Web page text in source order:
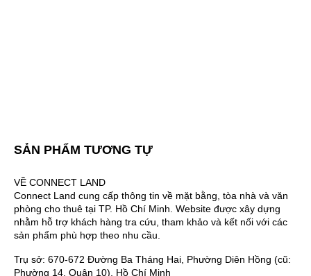
SẢN PHẨM TƯƠNG TỰ
VỀ CONNECT LAND
Connect Land cung cấp thông tin về mặt bằng, tòa nhà và văn
phòng cho thuê tại TP. Hồ Chí Minh. Website được xây dựng
nhằm hỗ trợ khách hàng tra cứu, tham khảo và kết nối với các
sản phẩm phù hợp theo nhu cầu.
Trụ sở: 670-672 Đường Ba Tháng Hai, Phường Diên Hồng (cũ:
Phường 14, Quận 10), Hồ Chí Minh